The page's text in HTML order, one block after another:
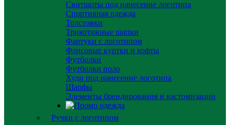
Свитшоты под нанесение логотипа
Спортивная одежда
Толстовки
Трикотажные шапки
Фартуки с логотипом
Флисовые куртки и кофты
Футболки
Футболки поло
Худи под нанесение логотипа
Шарфы
Элементы брендирования и кастомизации
Ручки с логотипом